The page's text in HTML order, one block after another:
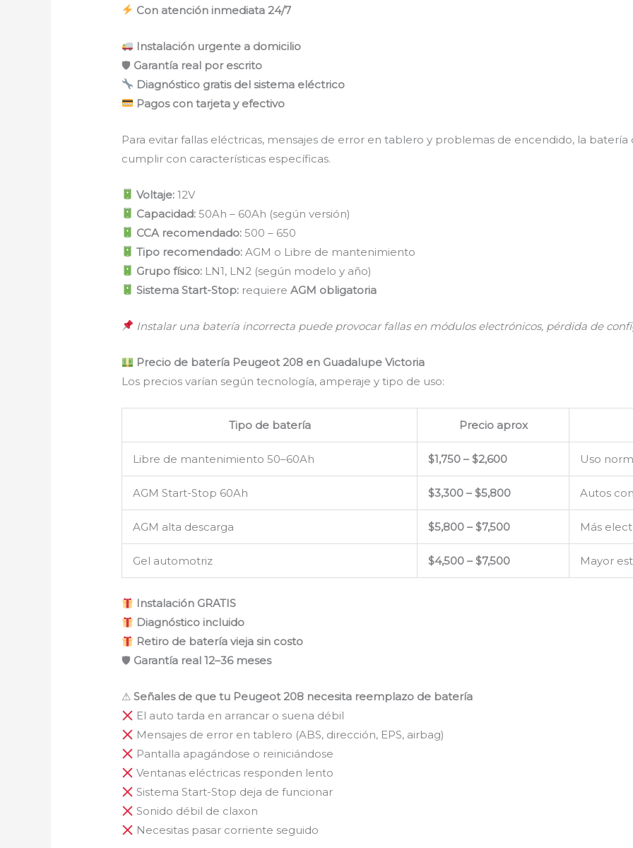
Con atención inmediata 24/7
Instalación urgente a domicilio
🛡 Garantía real por escrito
Diagnóstico gratis del sistema eléctrico
Pagos con tarjeta y efectivo
Para evitar fallas eléctricas, mensajes de error en tablero y problemas de encendido, la
cumplir con características específicas.
Voltaje: 12V
Capacidad: 50Ah – 60Ah (según versión)
CCA recomendado: 500 – 650
Tipo recomendado: AGM o Libre de mantenimiento
Grupo físico: LN1, LN2 (según modelo y año)
Sistema Start-Stop: requiereAGM obligatoria
Instalar una batería incorrecta puede provocar fallas en módulos electrónicos, pérdida de
Precio de batería Peugeot 208 en Guadalupe Victoria
Los precios varían según tecnología, amperaje y tipo de uso:
Tipo de batería Precio aprox
Libre de mantenimiento 50–60Ah $1,750 – $2,600 Uso
AGM Start-Stop 60Ah $3,300 – $5,800 Autos
AGM alta descarga $5,800 – $7,500 Más
Gel automotriz $4,500 – $7,500 Mayor
Instalación GRATIS
Diagnóstico incluido
Retiro de batería vieja sin costo
🛡 Garantía real 12–36 meses
⚠Señales de que tu Peugeot 208 necesita reemplazo de batería
El auto tarda en arrancar o suena débil
Mensajes de error en tablero (ABS, dirección, EPS, airbag)
Pantalla apagándose o reiniciándose
Ventanas eléctricas responden lento
Sistema Start-Stop deja de funcionar
Sonido débil de claxon
Necesitas pasar corriente seguido